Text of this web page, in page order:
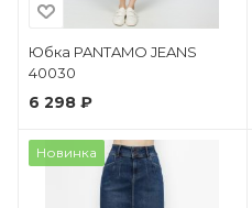
Юбка PANTAMO JEANS
40030
6 298 ₽
Новинка